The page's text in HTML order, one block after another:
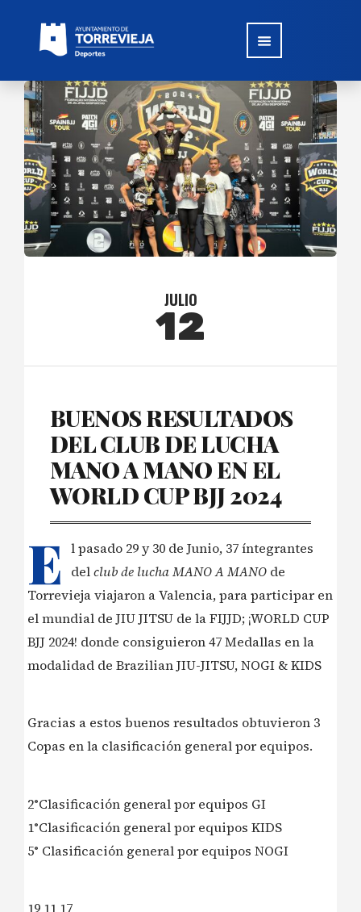
JULIO
12
BUENOS RESULTADOS
DEL CLUB DE LUCHA
MANO A MANO EN EL
WORLD CUP BJJ 2024
E l pasado 29 y 30 de Junio, 37 íntegrantes
delclub de lucha MANO A MANO de
Torrevieja viajaron a Valencia, para participar en
el mundial de JIU JITSU de la FIJJD; ¡WORLD CUP
BJJ 2024! donde consiguieron 47 Medallas en la
modalidad de Brazilian JIU-JITSU, NOGI & KIDS
Gracias a estos buenos resultados obtuvieron 3
Copas en la clasificación general por equipos.
2°Clasificación general por equipos GI
1°Clasificación general por equipos KIDS
5° Clasificación general por equipos NOGI
19 11 17